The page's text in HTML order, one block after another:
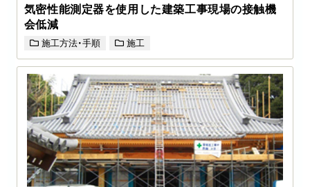
気密性能測定器を使用した建築工事現場の接触機
会低減
施工方法・手順 施工